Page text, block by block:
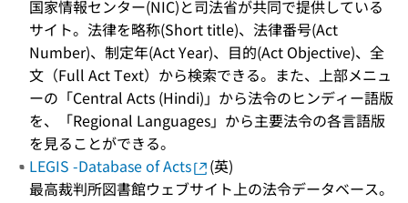
国家情報センター(NIC)と司法省が共同で提供している
サイト。法律を略称(Short title)、法律番号(Act
Number)、制定年(Act Year)、目的(Act Objective)、全
文（Full Act Text）から検索できる。また、上部メニュ
ーの「Central Acts (Hindi)」から法令のヒンディー語版
を、「Regional Languages」から主要法令の各言語版
を見ることができる。
LEGIS -Database of Acts
(英)
最高裁判所図書館ウェブサイト上の法令データベース。